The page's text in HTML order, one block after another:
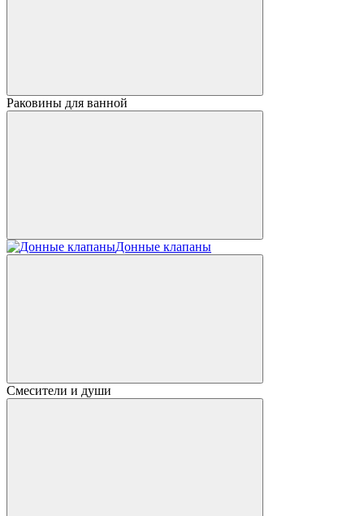
Раковины для ванной
Донные клапаны
Смесители и души